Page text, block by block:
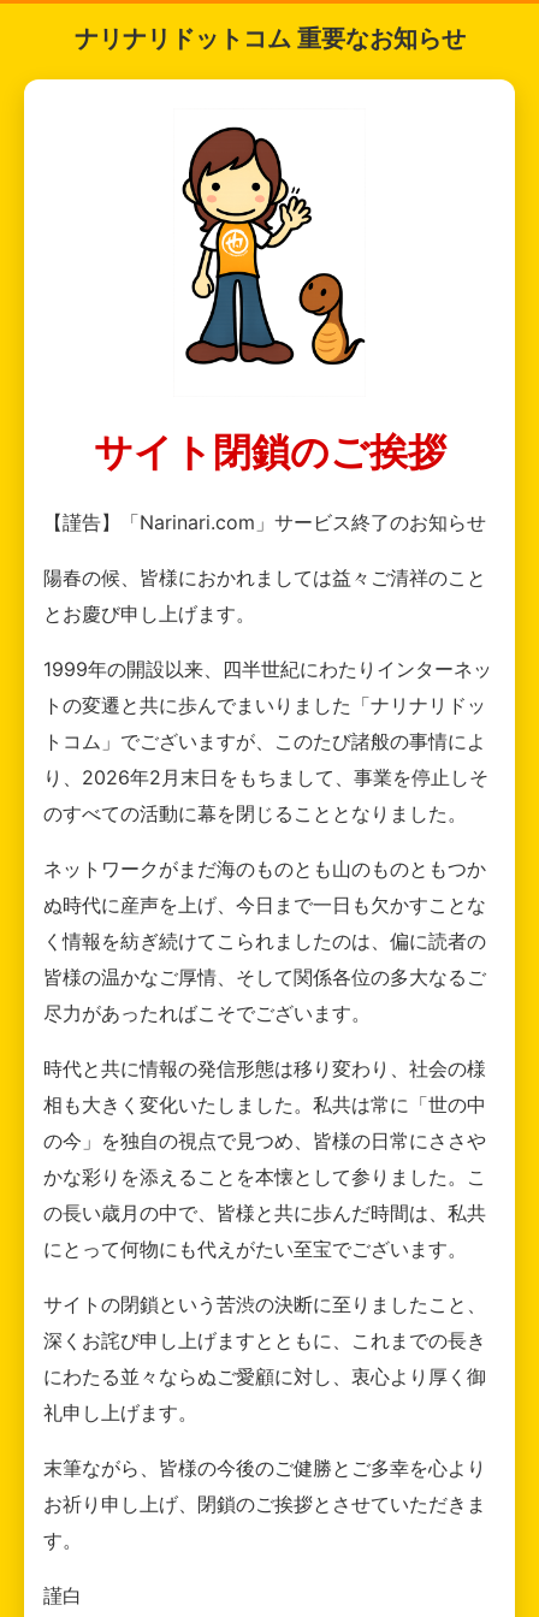
ナリナリドットコム 重要なお知らせ
サイト閉鎖のご挨拶
【謹告】「Narinari.com」サービス終了のお知らせ
陽春の候、皆様におかれましては益々ご清祥のこと
とお慶び申し上げます。
1999年の開設以来、四半世紀にわたりインターネッ
トの変遷と共に歩んでまいりました「ナリナリドッ
トコム」でございますが、このたび諸般の事情によ
り、2026年2月末日をもちまして、事業を停止しそ
のすべての活動に幕を閉じることとなりました。
ネットワークがまだ海のものとも山のものともつか
ぬ時代に産声を上げ、今日まで一日も欠かすことな
く情報を紡ぎ続けてこられましたのは、偏に読者の
皆様の温かなご厚情、そして関係各位の多大なるご
尽力があったればこそでございます。
時代と共に情報の発信形態は移り変わり、社会の様
相も大きく変化いたしました。私共は常に「世の中
の今」を独自の視点で見つめ、皆様の日常にささや
かな彩りを添えることを本懐として参りました。こ
の長い歳月の中で、皆様と共に歩んだ時間は、私共
にとって何物にも代えがたい至宝でございます。
サイトの閉鎖という苦渋の決断に至りましたこと、
深くお詫び申し上げますとともに、これまでの長き
にわたる並々ならぬご愛顧に対し、衷心より厚く御
礼申し上げます。
末筆ながら、皆様の今後のご健勝とご多幸を心より
お祈り申し上げ、閉鎖のご挨拶とさせていただきま
す。
謹白